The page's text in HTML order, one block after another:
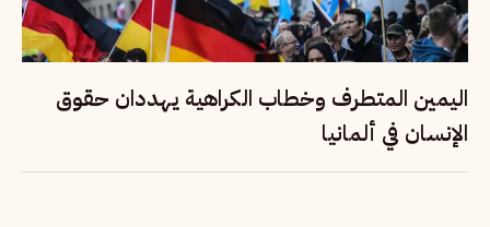
اليمين المتطرف وخطاب الكراهية يهددان حقوق
الإنسان في ألمانيا